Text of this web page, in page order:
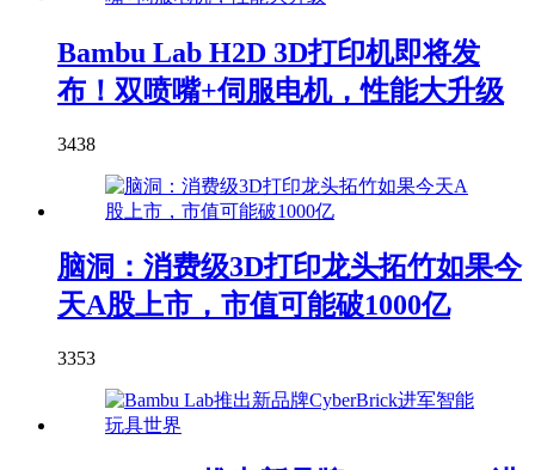
Bambu Lab H2D 3D打印机即将发
布！双喷嘴+伺服电机，性能大升级
3438
脑洞：消费级3D打印龙头拓竹如果今
天A股上市，市值可能破1000亿
3353